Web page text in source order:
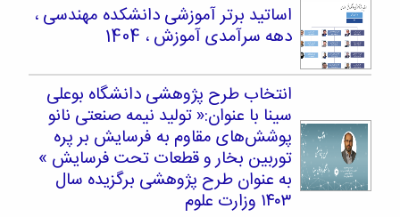
اساتید برتر آموزشی دانشکده مهندسی ،
دهه سرآمدی آموزش ، 1404
انتخاب طرح پژوهشی دانشگاه بوعلی
سینا با عنوان:« تولید نیمه صنعتی نانو‌
پوشش‌های مقاوم به فرسایش بر پره
توربین بخار و قطعات تحت فرسایش »
به عنوان طرح پژوهشی برگزیده سال
۱۴۰۳ وزارت علوم